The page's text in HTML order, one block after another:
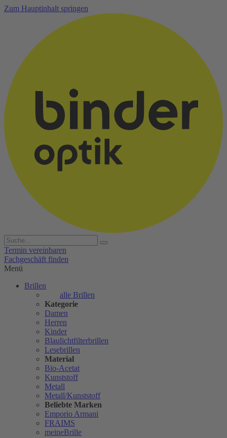
Zum Hauptinhalt springen
Termin vereinbaren
Fachgeschäft finden
Menü
Brillen
alle Brillen
Kategorie
Damen
Herren
Kinder
Blaulichtfilterbrillen
Lesebrillen
Material
Bio-Acetat
Kunststoff
Metall
Metall/Kunststoff
Beliebte Marken
Emporio Armani
FRAIMS
meineBrille